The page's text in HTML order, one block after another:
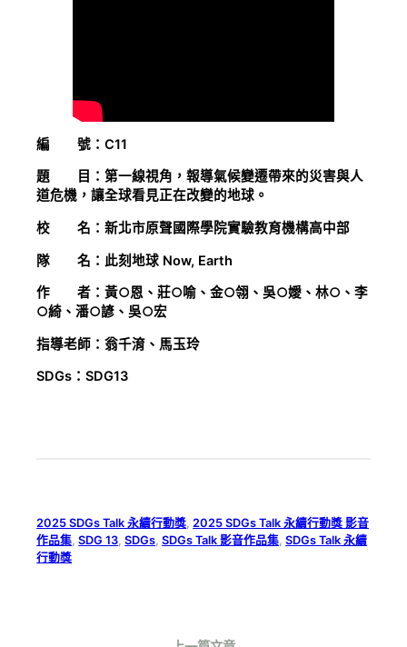
編 號：C11
題 目：第一線視角，報導氣候變遷帶來的災害與人
道危機，讓全球看見正在改變的地球。
校 名：新北市原聲國際學院實驗教育機構高中部
隊 名：此刻地球 Now, Earth
作 者：黃○恩、莊○喻、金○翎、吳○嬡、林○、李
○綺、潘○諺、吳○宏
指導老師：翁千淯、馬玉玲
SDGs：SDG13
2025 SDGs Talk 永續行動獎 2025 SDGs Talk 永續行動獎 影音
作品集 , SDG 13 , SDGs , SDGs Talk 影音作品集 , SDGs Talk 永續
行動獎